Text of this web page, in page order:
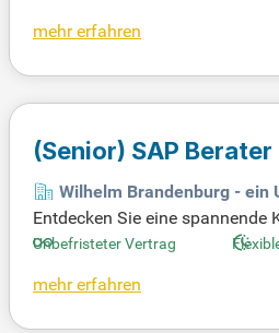
n. Deine Karriereaussichten
mehr erfahren
(Senior) SAP
Wilhelm Brandenburg - ein
Entdecken Sie eine spannende
mischen Teams werden
Unbefristeter Vertrag
mehr erfahren